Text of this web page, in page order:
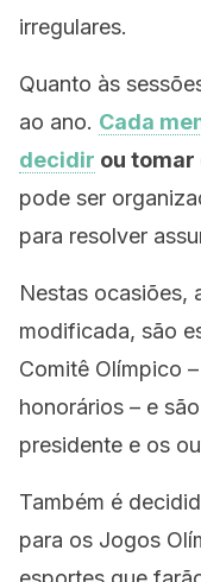
irregulares.
Quanto às
ao ano. Cada
decidir ou tomar
pode ser
para resolver
Nestas ocasiões,
modificada, são
Comitê Olímpico
honorários – e
presidente e os
Também é
para os Jogos